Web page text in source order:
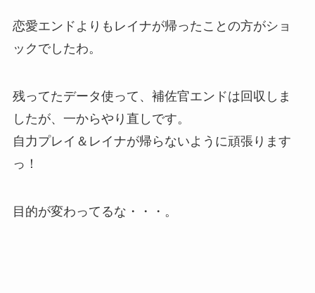
恋愛エンドよりもレイナが帰ったことの方がショ
ックでしたわ。
残ってたデータ使って、補佐官エンドは回収しま
したが、一からやり直しです。
自力プレイ＆レイナが帰らないように頑張ります
っ！
目的が変わってるな・・・。